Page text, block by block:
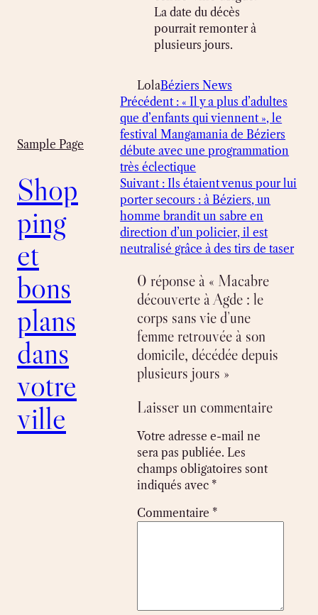
Sample Page
Shop
ping
et
bons
plans
dans
votre
ville
La date du décès
pourrait remonter à
plusieurs jours.
LolaBéziers News
Précédent : « Il y a plus d’adultes
que d’enfants qui viennent », le
festival Mangamania de Béziers
débute avec une programmation
très éclectique
Suivant : Ils étaient venus pour lui
porter secours : à Béziers, un
homme brandit un sabre en
direction d’un policier, il est
neutralisé grâce à des tirs de taser
0 réponse à « Macabre
découverte à Agde : le
corps sans vie d’une
femme retrouvée à son
domicile, décédée depuis
plusieurs jours »
Laisser un commentaire
Votre adresse e-mail ne
sera pas publiée. Les
champs obligatoires sont
indiqués avec *
Commentaire *